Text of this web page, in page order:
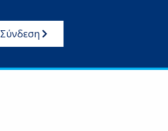
Σύνδεση